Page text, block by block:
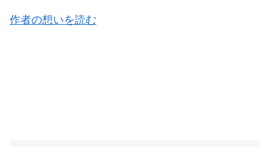
作者の想いを読む